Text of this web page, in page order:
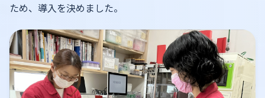
ため、導入を決めました。